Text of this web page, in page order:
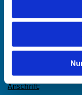
Telefon: +49211-948
(telefonische
Mail:
Anschrift: